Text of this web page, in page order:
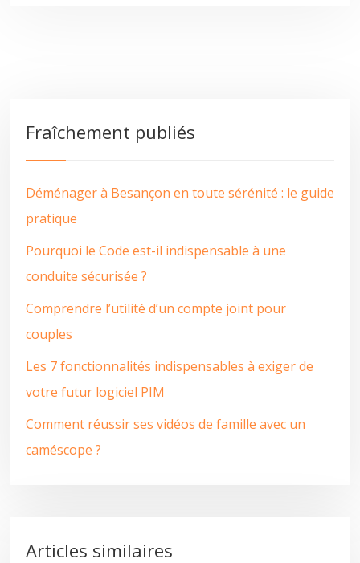
Fraîchement publiés
Déménager à Besançon en toute sérénité : le guide
pratique
Pourquoi le Code est-il indispensable à une
conduite sécurisée ?
Comprendre l’utilité d’un compte joint pour
couples
Les 7 fonctionnalités indispensables à exiger de
votre futur logiciel PIM
Comment réussir ses vidéos de famille avec un
caméscope ?
Articles similaires